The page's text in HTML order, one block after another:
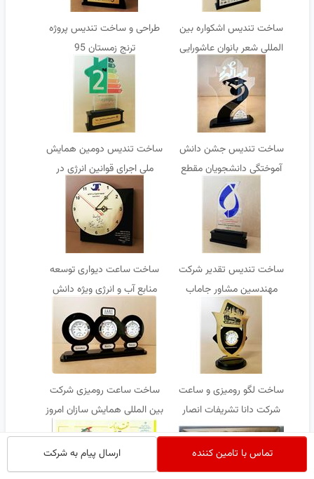
ساخت تندیس اشکواره بین
المللی شعر بانوان عاشورایی
طراحی و ساخت تندیس پروژه
ترنج زمستان 95
ساخت تندیس جشن دانش
آموختگی دانشجویان مقطع
کارشناسی ارشد مهر البرز
ساخت تندیس دومین همایش
ملی اجرای قوانین انرژی در
ساختمان
ساخت تندیس تقدیر شرکت
مهندسین مشاور جاماب
ساخت ساعت دیواری توسعه
منابع آب و انرژی ویژه دانش
آموزان
ساخت لگو رومیزی و ساعت
شرکت دانا تشریفات انصار
ساخت ساعت رومیزی شرکت
بین المللی همایش سازان امروز
تماس با تامین کننده ارسال پیام به شرکت